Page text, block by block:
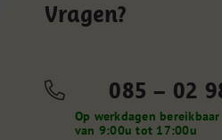
Vragen?
085 – 02
Op werkdagen bereikbaar
van 9:00u tot 17:00u